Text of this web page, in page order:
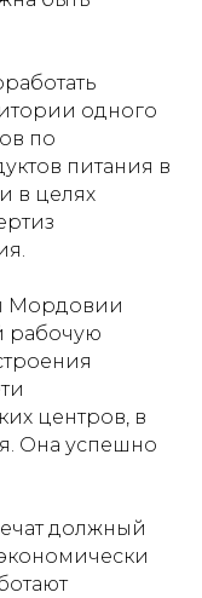
одного
по
питания в
в целях
Мордовии
рабочую
центров, в
Она успешно
должный